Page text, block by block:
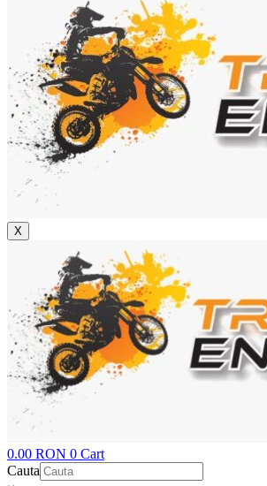
X
0.00 RON 0 Cart
Cauta